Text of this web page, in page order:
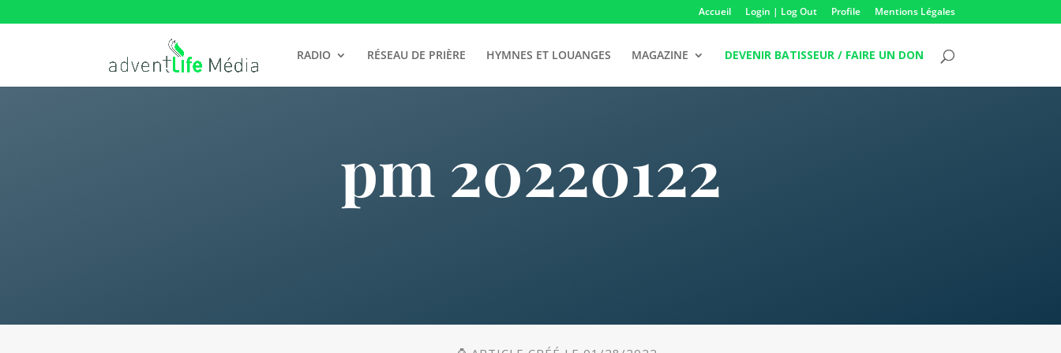
Accueil Login | Log Out Profile Mentions Légales
RADIO RÉSEAU DE PRIÈRE HYMNES ET LOUANGES MAGAZINE DEVENIR BATISSEUR / FAIRE UN DON
pm 20220122